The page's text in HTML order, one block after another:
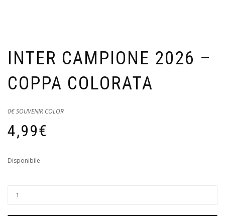
INTER CAMPIONE 2026 –
COPPA COLORATA
0€ SOUVENIR COLOR
4,99€
Disponibile